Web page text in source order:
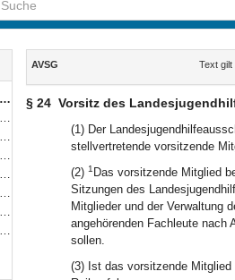
Inhalt
AVSG Text
§ 24 Vorsitz des
(1) Der
stellvertretende vorsitzende
(2) 1 Das vorsitzende Mitglied
Sitzungen des
Mitglieder und der Verwaltung
angehörenden Fachleute nach
sollen.
(3) Ist das vorsitzende